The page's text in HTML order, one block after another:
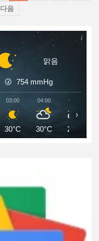
다음
맑음
754 mmHg
03:00
30°C
04:00
30°C
05:00
29°C
›